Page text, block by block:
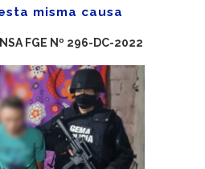
misma causa
FGE Nº 296-DC-2022